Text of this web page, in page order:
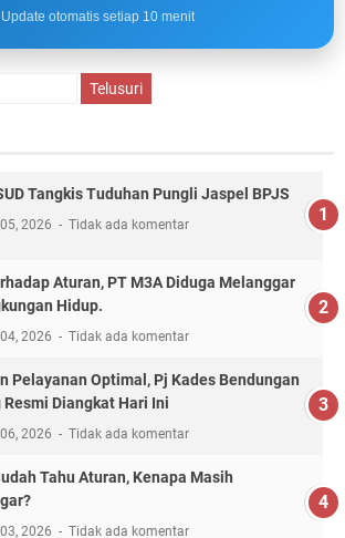
Update otomatis setiap 10 menit
Tangkis Tuduhan Pungli Jaspel BPJS
2026 Tidak ada komentar
Aturan, PT M3A Diduga Melanggar
Hidup.
2026 Tidak ada komentar
Pelayanan Optimal, Pj Kades Bendungan
Resmi Diangkat Hari Ini
2026 Tidak ada komentar
Tahu Aturan, Kenapa Masih
2026 Tidak ada komentar